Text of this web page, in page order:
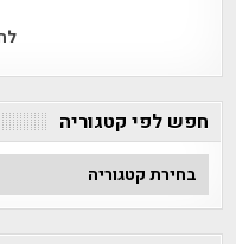
חפש לפי קטגוריה
חפש
לפי
קטגוריה